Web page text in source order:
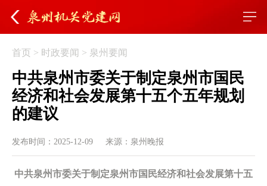
首页 > 时政要闻 > 泉州要闻
中共泉州市委关于制定泉州市国民
经济和社会发展第十五个五年规划
的建议
发布时间：2025-12-09 来源：泉州晚报
中共泉州市委关于制定泉州市国民经济和社会发展第十五